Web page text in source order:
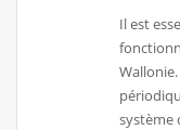
Il est
système